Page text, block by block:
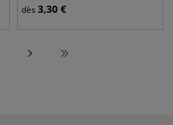
dès 3,30 €